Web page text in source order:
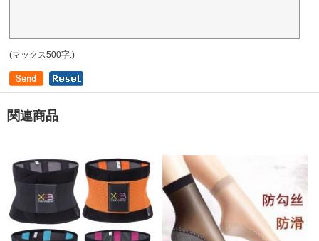
(マックス500字.)
関連商品